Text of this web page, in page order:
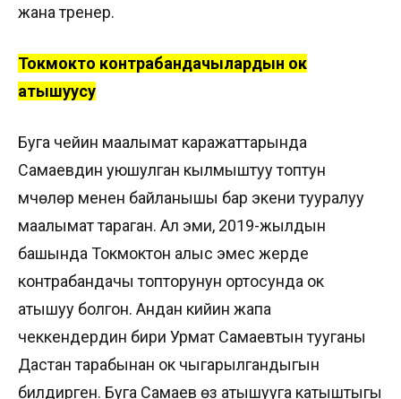
жана тренер.
Токмокто контрабандачылардын ок
атышуусу
Буга чейин маалымат каражаттарында
Самаевдин уюшулган кылмыштуу топтун
мүчөлөрү менен байланышы бар экени тууралуу
маалымат тараган. Ал эми, 2019-жылдын
башында Токмоктон алыс эмес жерде
контрабандачы топторунун ортосунда ок
атышуу болгон. Андан кийин жапа
чеккендердин бири Урмат Самаевтын тууганы
Дастан тарабынан ок чыгарылгандыгын
билдирген. Буга Самаев өзү атышууга катыштыгы